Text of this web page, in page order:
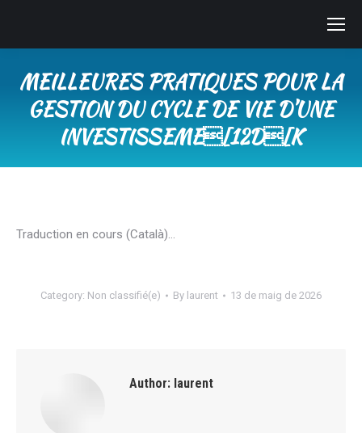
MEILLEURES PRATIQUES POUR LA
GESTION DU CYCLE DE VIE D’UNE
INVESTISSEME[12D[K
Traduction en cours (Català)…
Category: Non classifié(e) By laurent 13 de maig de 2026
Author: laurent